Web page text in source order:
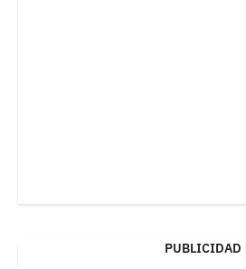
PUBLICIDAD